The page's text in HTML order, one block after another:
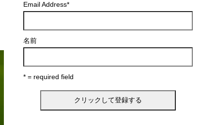
Email Address*
名前
* = required field